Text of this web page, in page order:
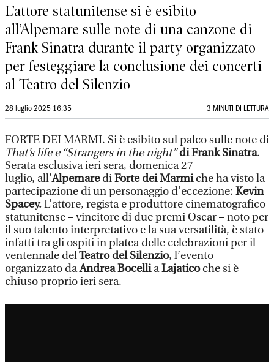
L’attore statunitense si è esibito
all’Alpemare sulle note di una canzone di
Frank Sinatra durante il party organizzato
per festeggiare la conclusione dei concerti
al Teatro del Silenzio
28 luglio 2025 16:35 3 MINUTI DI LETTURA
FORTE DEI MARMI. Si è esibito sul palco sulle note di
That’s life e “Strangers in the night”di Frank Sinatra.
Serata esclusiva ieri sera, domenica 27
luglio, all’AlpemarediForte dei Marmiche ha visto la
partecipazione di un personaggio d’eccezione: Kevin
Spacey.L’attore, regista e produttore cinematografico
statunitense – vincitore di due premi Oscar – noto per
il suo talento interpretativo e la sua versatilità, è stato
infatti tra gli ospiti in platea delle celebrazioni per il
ventennale delTeatro del Silenzio, l’evento
organizzato daAndrea BocelliaLajaticoche si è
chiuso proprio ieri sera.